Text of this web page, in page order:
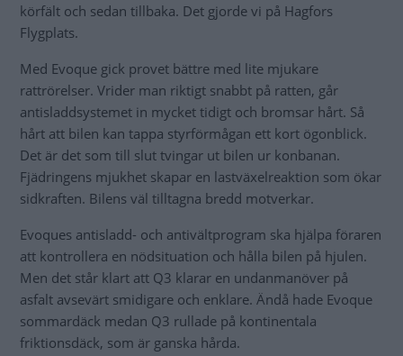
körfält och sedan tillbaka. Det gjorde vi på Hagfors
Flygplats.
Med Evoque gick provet bättre med lite mjukare
rattrörelser. Vrider man riktigt snabbt på ratten, går
antisladdsystemet in mycket tidigt och bromsar hårt. Så
hårt att bilen kan tappa styrförmågan ett kort ögonblick.
Det är det som till slut tvingar ut bilen ur konbanan.
Fjädringens mjukhet skapar en lastväxelreaktion som ökar
sidkraften. Bilens väl tilltagna bredd motverkar.
Evoques antisladd- och antivältprogram ska hjälpa föraren
att kontrollera en nödsituation och hålla bilen på hjulen.
Men det står klart att Q3 klarar en undanmanöver på
asfalt avsevärt smidigare och enklare. Ändå hade Evoque
sommardäck medan Q3 rullade på kontinentala
friktionsdäck, som är ganska hårda.